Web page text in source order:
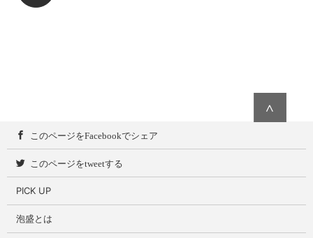
∧
このページをFacebookでシェア
このページをtweetする
PICK UP
泡盛とは